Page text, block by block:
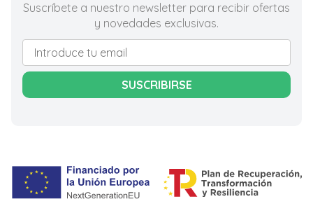
Suscríbete a nuestro newsletter para recibir ofertas
y novedades exclusivas.
SUSCRIBIRSE